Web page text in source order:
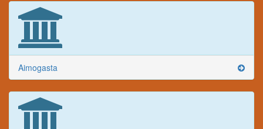
Aimogasta